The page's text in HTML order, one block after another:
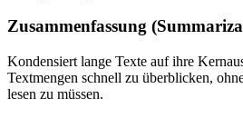
Zusammenfassung
Kondensiert lange Texte auf ihre
Textmengen schnell zu überblicken,
lesen zu müssen.